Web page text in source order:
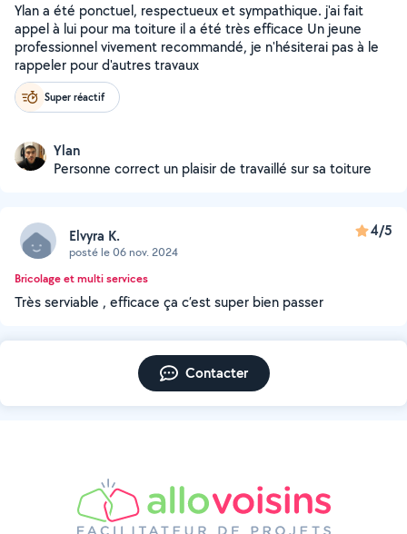
Ylan a été ponctuel, respectueux et sympathique. j'ai fait
appel à lui pour ma toiture il a été très efficace Un jeune
professionnel vivement recommandé, je n'hésiterai pas à le
rappeler pour d'autres travaux
Super réactif
Ylan
Personne correct un plaisir de travaillé sur sa toiture
Elvyra K.
posté le 06 nov. 2024
4/5
Bricolage et multi services
Très serviable , efficace ça c’est super bien passer
Contacter